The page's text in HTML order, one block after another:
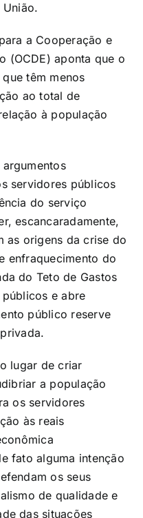
a Cooperação e
(OCDE) aponta que o
têm menos
ao total de
à população
servidores públicos
do serviço
escancaradamente,
as origens da crise do
enfraquecimento do
do Teto de Gastos
e abre
público reserve
lugar de criar
a população
os servidores
às reais
fato alguma intenção
os seus
de qualidade e
das situações